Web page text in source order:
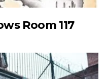
Room 117